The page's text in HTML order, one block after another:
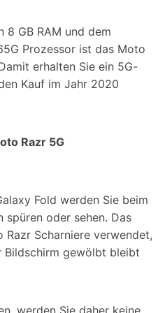
8 GB RAM und dem
Prozessor ist das Moto
erhalten Sie ein 5G-
Kauf im Jahr 2020
Razr 5G
Fold werden Sie beim
spüren oder sehen. Das
Scharniere verwendet,
Bildschirm gewölbt bleibt
werden Sie daher keine